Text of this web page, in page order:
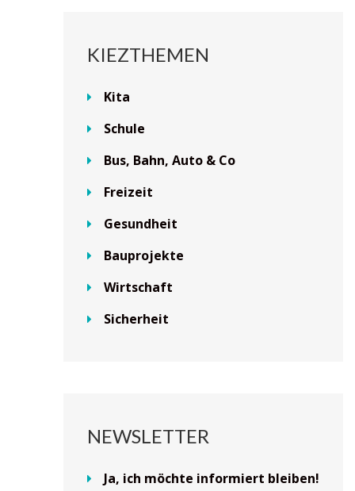
KIEZTHEMEN
Kita
Schule
Bus, Bahn, Auto & Co
Freizeit
Gesundheit
Bauprojekte
Wirtschaft
Sicherheit
NEWSLETTER
Ja, ich möchte informiert bleiben!